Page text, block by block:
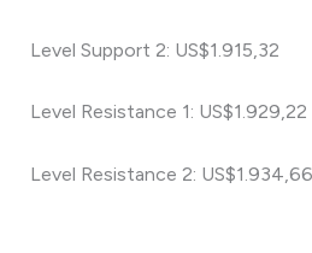
Level Support 2: US$1.915,32
Level Resistance 1: US$1.929,22
Level Resistance 2: US$1.934,66